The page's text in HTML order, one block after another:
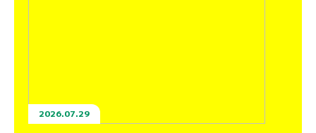
2026.07.29